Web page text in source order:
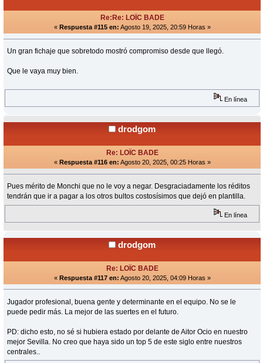
Re:Re: LOÏC BADE
« Respuesta #115 en: Agosto 19, 2025, 20:59 Horas »
Un gran fichaje que sobretodo mostró compromiso desde que llegó.
Que le vaya muy bien.
En línea
drodgom
Re: LOÏC BADE
« Respuesta #116 en: Agosto 20, 2025, 00:25 Horas »
Pues mérito de Monchi que no le voy a negar. Desgraciadamente los réditos
tendrán que ir a pagar a los otros bultos costosísimos que dejó en plantilla.
En línea
drodgom
Re: LOÏC BADE
« Respuesta #117 en: Agosto 20, 2025, 04:09 Horas »
Jugador profesional, buena gente y determinante en el equipo. No se le
puede pedir más. La mejor de las suertes en el futuro.
PD: dicho esto, no sé si hubiera estado por delante de Aitor Ocio en nuestro
mejor Sevilla. No creo que haya sido un top 5 de este siglo entre nuestros
centrales..